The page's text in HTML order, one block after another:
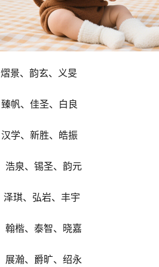
景、韵玄、义旻
帆、佳圣、白良
学、新胜、皓振
浩泉、锡圣、韵元
泽琪、弘岩、丰宇
翰楷、泰智、晓嘉
展瀚、爵旷、绍永